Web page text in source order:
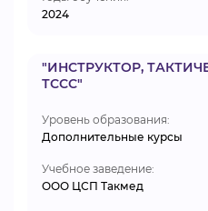
2024
"ИНСТРУКТОР,
ТССС"
Уровень образования:
Дополнительные курсы
Учебное заведение:
ООО ЦСП Такмед